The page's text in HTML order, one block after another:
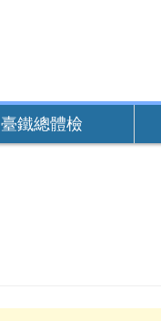
臺鐵總體檢